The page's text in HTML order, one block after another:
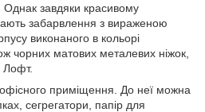
Однак завдяки красивому
забарвлення з вираженою
виконаного в кольорі
чорних матових металевих ніжок,
Лофт.
приміщення. До неї можна
сегрегатори, папір для